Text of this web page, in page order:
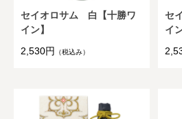
セイオロサム 白【十勝ワ
イン】
2,530円 （税込み）
セ
イ